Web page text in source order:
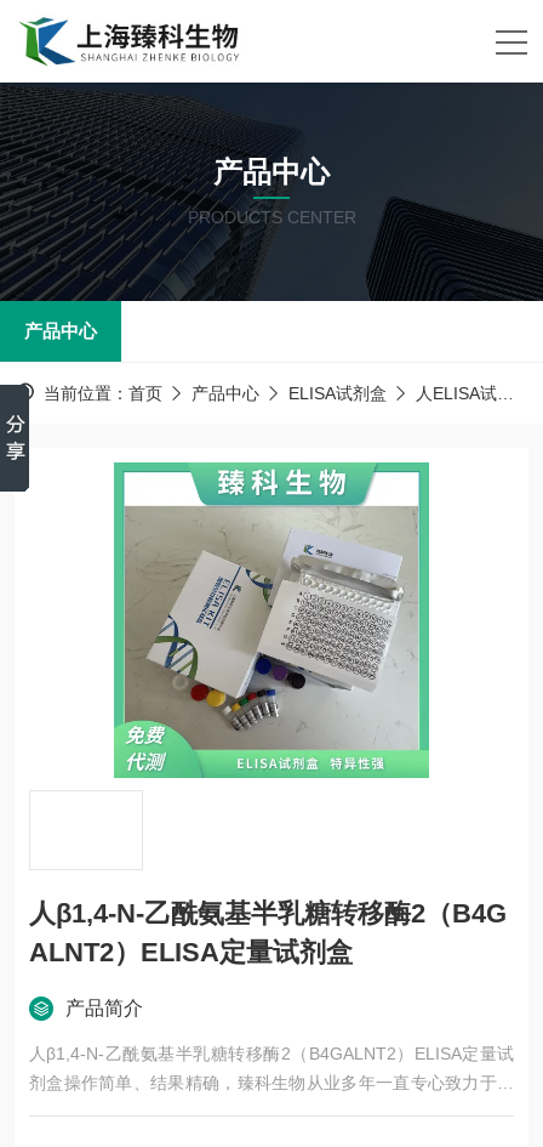
产品中心
PRODUCTS CENTER
产品中心
当前位置： 首页 产品中心 ELISA试剂盒 人ELISA试剂盒
人β1,4-N-乙酰氨基半乳糖转移酶2（B4G
ALNT2）ELISA定量试剂盒
产品简介
人β1,4-N-乙酰氨基半乳糖转移酶2（B4GALNT2）ELISA定量试
剂盒操作简单、结果精确，臻科生物从业多年一直专心致力于免
疫学技术的积累与发展，以其优质的产品质量与专业的技术服